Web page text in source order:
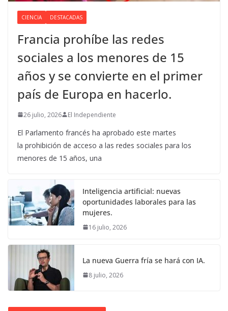
CIENCIA DESTACADAS
Francia prohíbe las redes
sociales a los menores de 15
años y se convierte en el primer
país de Europa en hacerlo.
26 julio, 2026 El Independiente
El Parlamento francés ha aprobado este martes
la prohibición de acceso a las redes sociales para los
menores de 15 años, una
Inteligencia artificial: nuevas
oportunidades laborales para las
mujeres.
16 julio, 2026
La nueva Guerra fría se hará con IA.
8 julio, 2026